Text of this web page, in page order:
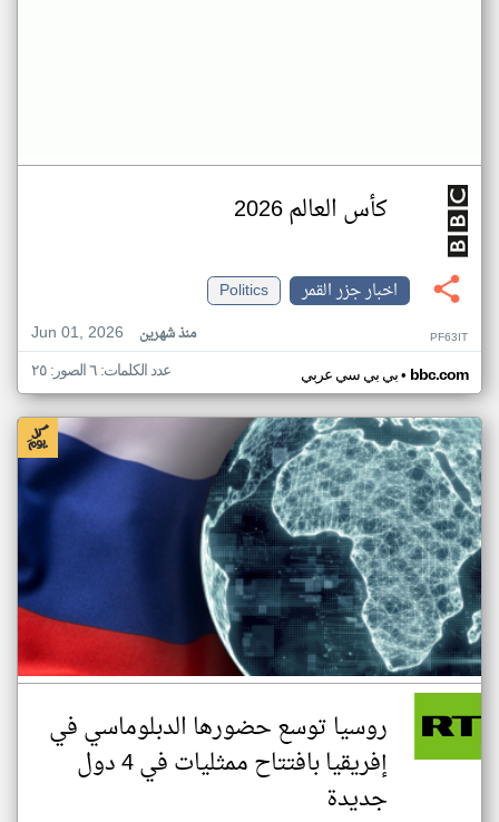
كأس العالم 2026
اخبار جزر القمر
Politics
Jun 01, 2026
منذ شهرين PF63IT
بي بي سي عربي• bbc.com عدد الكلمات: ٦ الصور: ٢٥
روسيا توسع حضورها الدبلوماسي في
إفريقيا بافتتاح ممثليات في 4 دول
جديدة